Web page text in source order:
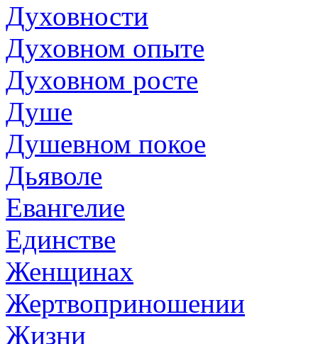
Духовности
Духовном опыте
Духовном росте
Душе
Душевном покое
Дьяволе
Евангелие
Единстве
Женщинах
Жертвоприношении
Жизни